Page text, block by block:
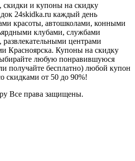
скидки и купоны на скидку
24skidka.ru каждый день
красоты, автошколами, конными
клубами, службами
центрами
Красноярска. Купоны на скидку
любую понравившуюся
получайте бесплатно) любой купон
скидками от 50 до 90%!
Все права защищены.